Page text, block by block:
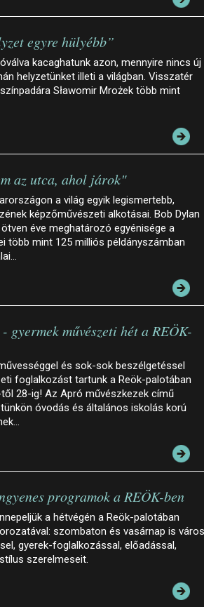
egyre hülyébb”
kacaghatunk azon, mennyire nincs új
helyzetünket illeti a világban. Visszatér
Sławomir Mrożek több mint
az utca, ahol járok"
a világ egyik legismertebb,
képzőművészeti alkotásai. Bob Dylan
éve meghatározó egyénisége a
több mint 125 milliós példányszámban
gyermek művészeti hét a REÖK-
és sok-sok beszélgetéssel
foglalkozást tartunk a Reök-palotában
28-ig! Az Apró művészkezek című
óvodás és általános iskolás korú
programok a REÖK-ben
a hétvégén a Reök-palotában
szombaton és vasárnap is
gyerek-foglalkozással, előadással,
szerelmeseit.